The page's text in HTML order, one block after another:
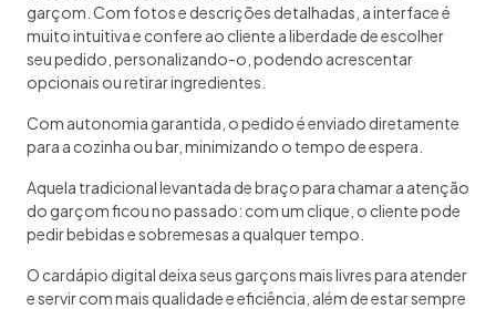
garçom. Com fotos e descrições detalhadas, a interface é
muito intuitiva e confere ao cliente a liberdade de escolher
seu pedido, personalizando-o, podendo acrescentar
opcionais ou retirar ingredientes.
Com autonomia garantida, o pedido é enviado diretamente
para a cozinha ou bar, minimizando o tempo de espera.
Aquela tradicional levantada de braço para chamar a atenção
do garçom ficou no passado: com um clique, o cliente pode
pedir bebidas e sobremesas a qualquer tempo.
O cardápio digital deixa seus garçons mais livres para atender
e servir com mais qualidade e eficiência, além de estar sempre